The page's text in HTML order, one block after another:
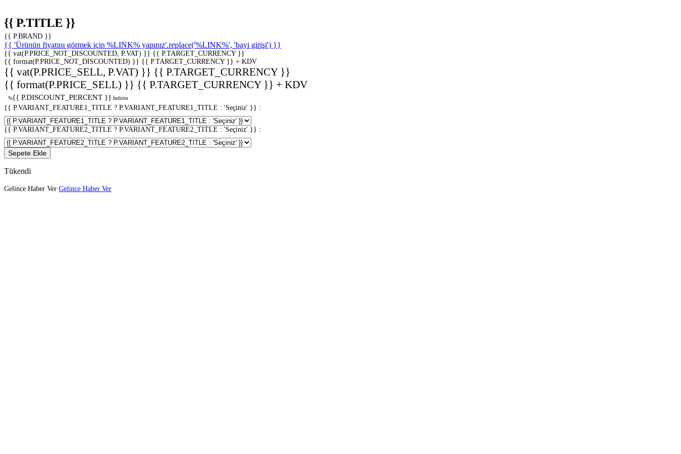
{{ P.TITLE }}
{{ P.BRAND }}
{{ 'Ürünün fiyatını görmek için %LINK% yapınız'.replace('%LINK%', 'bayi girişi') }}
{{ vat(P.PRICE_NOT_DISCOUNTED, P.VAT) }} {{ P.TARGET_CURRENCY }}
{{ format(P.PRICE_NOT_DISCOUNTED) }} {{ P.TARGET_CURRENCY }} + KDV
{{ vat(P.PRICE_SELL, P.VAT) }} {{ P.TARGET_CURRENCY }}
{{ format(P.PRICE_SELL) }} {{ P.TARGET_CURRENCY }} + KDV
%{{ P.DISCOUNT_PERCENT }} İndirim
{{ P.VARIANT_FEATURE1_TITLE ? P.VARIANT_FEATURE1_TITLE : 'Seçiniz' }} :
{{ P.VARIANT_FEATURE2_TITLE ? P.VARIANT_FEATURE2_TITLE : 'Seçiniz' }} :
Sepete Ekle
Tükendi
Gelince Haber Ver Gelince Haber Ver